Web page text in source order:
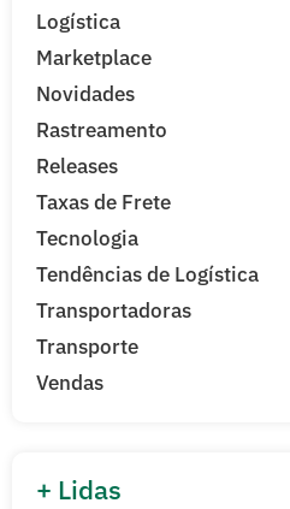
Logística
Marketplace
Novidades
Rastreamento
Releases
Taxas de Frete
Tecnologia
Tendências de Logística
Transportadoras
Transporte
Vendas
+ Lidas